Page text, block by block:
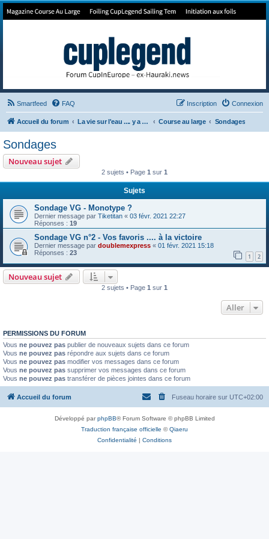
Forum de Cup In Europe
Smartfeed FAQ Connexion
Inscription
Accueil du forum La vie sur l'eau .... y a pas qu'la Cup Course au large Sondages
Sondages
Nouveau sujet
2 sujets • Page 1 sur 1
Sujets
Sondage VG - Monotype ?
Dernier message par Tiketitan « 03 févr. 2021 22:27
Réponses : 19
Sondage VG n°2 - Vos favoris .... à la victoire
Dernier message par doublemexpress « 01 févr. 2021 15:18
Réponses : 23 1 2
Nouveau sujet
2 sujets • Page 1 sur 1
Aller
PERMISSIONS DU FORUM
Vous ne pouvez pas publier de nouveaux sujets dans ce forum
Vous ne pouvez pas répondre aux sujets dans ce forum
Vous ne pouvez pas modifier vos messages dans ce forum
Vous ne pouvez pas supprimer vos messages dans ce forum
Vous ne pouvez pas transférer de pièces jointes dans ce forum
Accueil du forum Fuseau horaire sur UTC+02:00
Développé parphpBB® Forum Software © phpBB Limited
Traduction française officielle ©Qiaeru
Confidentialité | Conditions